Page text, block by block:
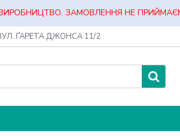
ЗАМОВЛЕННЯ НЕ
ҐАРЕТА ДЖОНСА 11/2